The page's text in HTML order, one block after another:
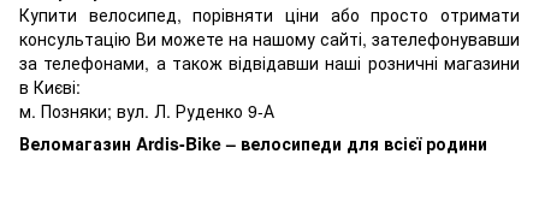
Купити велосипед, порівняти ціни або просто отримати
консультацію Ви можете на нашому сайті, зателефонувавши
за телефонами, а також відвідавши наші розничні магазини
в Києві:
м. Позняки; вул. Л. Руденко 9-А
Веломагазин Ardis-Bike – велосипеди для всієї родини